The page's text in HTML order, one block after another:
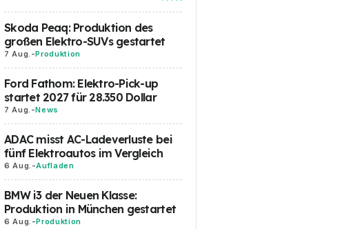
Skoda Peaq: Produktion des
großen Elektro-SUVs gestartet
7 Aug. -Produktion
Ford Fathom: Elektro-Pick-up
startet 2027 für 28.350 Dollar
7 Aug. -News
ADAC misst AC-Ladeverluste bei
fünf Elektroautos im Vergleich
6 Aug. -Aufladen
BMW i3 der Neuen Klasse:
Produktion in München gestartet
6 Aug. -Produktion